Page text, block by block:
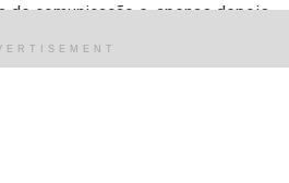
de comunicação e, apenas depois,
ou software. Para auxiliar nisso, o
gratuitamente nas plataformas